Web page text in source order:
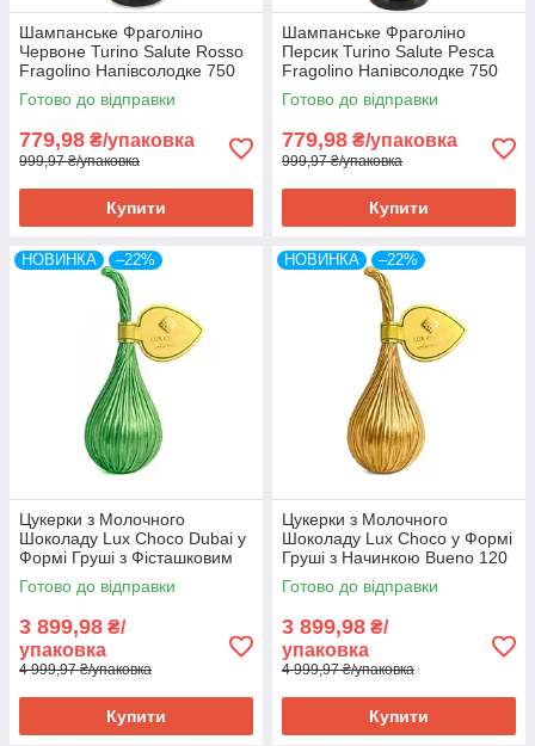
Шампанське Фраголіно
Червоне Turino Salute Rosso
Fragolino Напівсолодке 750
мл Україна (6 шт/1 ящ)
Готово до відправки
779,98 ₴/упаковка
999,97 ₴/упаковка
Купити
Шампанське Фраголіно
Персик Turino Salute Pesca
Fragolino Напівсолодке 750
мл Україна (6 шт/1 ящ)
Готово до відправки
779,98 ₴/упаковка
999,97 ₴/упаковка
Купити
НОВИНКА –22%
Цукерки з Молочного
Шоколаду Lux Choco Dubai у
Формі Груші з Фісташковим
Кремом 120 штук по 25 г
всього 3 кг Об'єднані
Арабські Ем
Готово до відправки
3 899,98 ₴/
упаковка
4 999,97 ₴/упаковка
Купити
НОВИНКА –22%
Цукерки з Молочного
Шоколаду Lux Choco у Формі
Груші з Начинкою Bueno 120
штук по 25 г всього 3 кг
Об'єднані Арабські Емірати
Готово до відправки
3 899,98 ₴/
упаковка
4 999,97 ₴/упаковка
Купити